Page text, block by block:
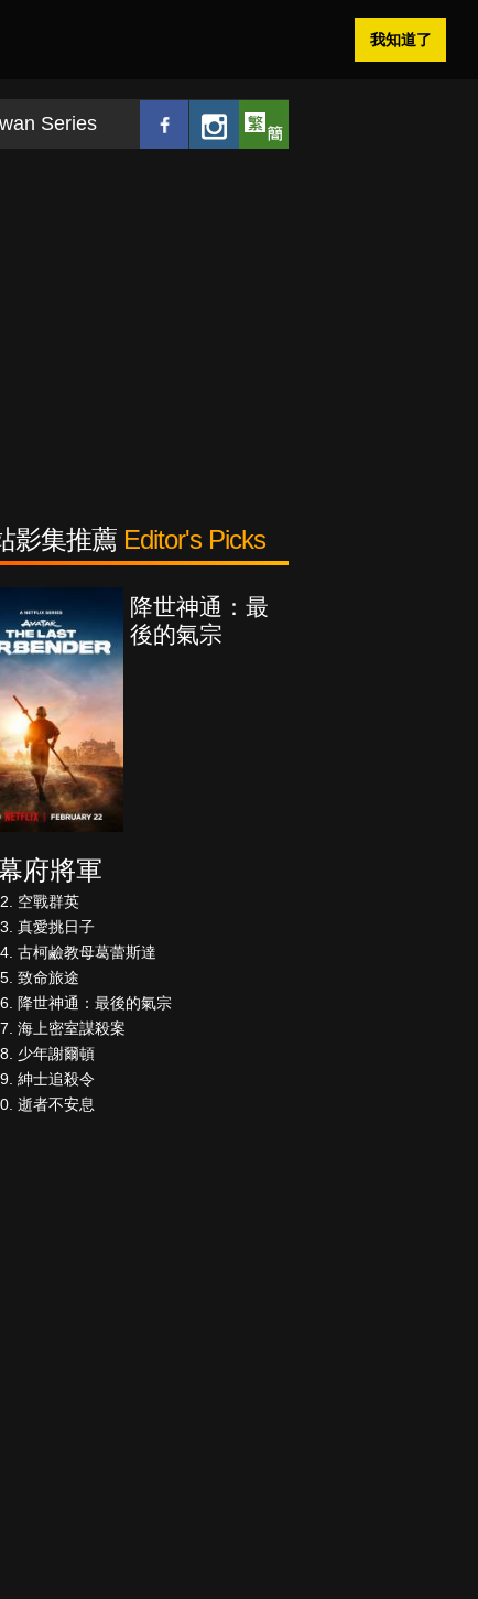
我知道了
Series
影集推薦 Editor's Picks
降世神通：最
後的氣宗
府將軍
空戰群英
真愛挑日子
古柯鹼教母葛蕾斯達
致命旅途
降世神通：最後的氣宗
海上密室謀殺案
少年謝爾頓
紳士追殺令
逝者不安息